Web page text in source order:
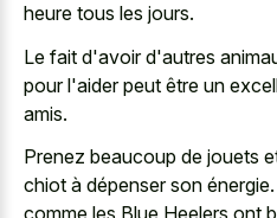
heure tous les jours.
Le fait d'avoir d'autres
pour l'aider peut être un
amis.
Prenez beaucoup de jouets
chiot à dépenser son
comme les Blue Heelers ont